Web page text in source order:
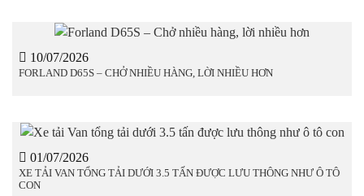
10/07/2026
FORLAND D65S – CHỞ NHIỀU HÀNG, LỜI NHIỀU HƠN
01/07/2026
XE TẢI VAN TỔNG TẢI DƯỚI 3.5 TẤN ĐƯỢC LƯU THÔNG NHƯ Ô TÔ
CON